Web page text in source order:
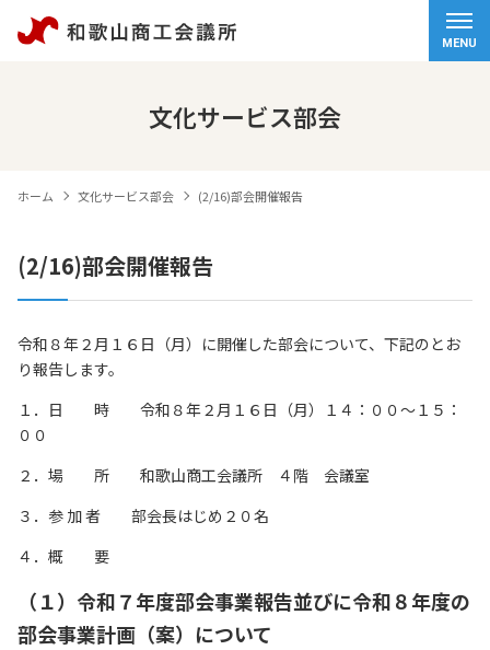
MENU
文化サービス部会
ホーム 文化サービス部会 (2/16)部会開催報告
(2/16)部会開催報告
令和８年２月１６日（月）に開催した部会について、下記のとお
り報告します。
１．日 時 令和８年２月１６日（月）１４：００～１５：
００
２．場 所 和歌山商工会議所 ４階 会議室
３．参 加 者 部会長はじめ２０名
４．概 要
（１）令和７年度部会事業報告並びに令和８年度の
部会事業計画（案）について
ホーム
経営サポート
検定試験
個人情報保護方針
情報セキュリティ基本方針
サイトマップ
073-422-1111